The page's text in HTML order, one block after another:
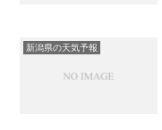
新潟県の天気予報